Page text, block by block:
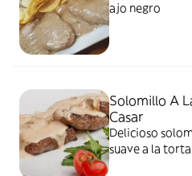
ajo negro
Solomillo A
Casar
Delicioso
suave a la